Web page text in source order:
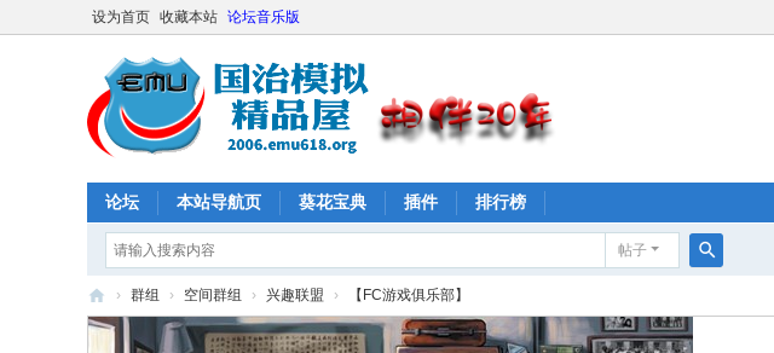
设为首页 收藏本站 论坛音乐版
论坛 本站导航页 葵花宝典 插件 排行榜
帖子
索
E
› 群组 › 空间群组 › 兴趣联盟 › 【FC游戏俱乐部】